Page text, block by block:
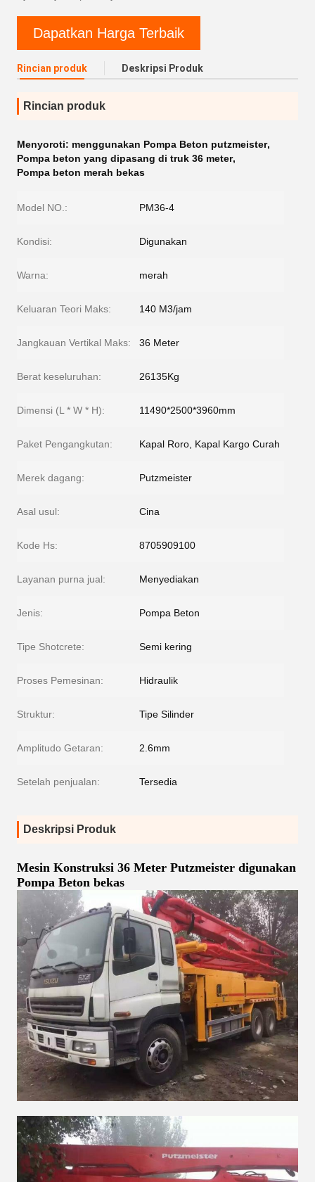
Dapatkan Harga Terbaik
Rincian produk Deskripsi Produk
Rincian produk
Menyoroti: menggunakan Pompa Beton putzmeister,
Pompa beton yang dipasang di truk 36 meter,
Pompa beton merah bekas
Model NO.: PM36-4
Kondisi: Digunakan
Warna: merah
Keluaran Teori Maks: 140 M3/jam
Jangkauan Vertikal Maks: 36 Meter
Berat keseluruhan: 26135Kg
Dimensi (L * W * H): 11490*2500*3960mm
Paket Pengangkutan: Kapal Roro, Kapal Kargo Curah
Merek dagang: Putzmeister
Asal usul: Cina
Kode Hs: 8705909100
Layanan purna jual: Menyediakan
Jenis: Pompa Beton
Tipe Shotcrete: Semi kering
Proses Pemesinan: Hidraulik
Struktur: Tipe Silinder
Amplitudo Getaran: 2.6mm
Setelah penjualan: Tersedia
Deskripsi Produk
Mesin Konstruksi 36 Meter Putzmeister digunakan
Pompa Beton bekas